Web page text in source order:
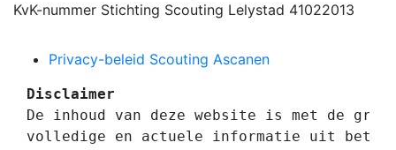
KvK-nummer Stichting Scouting Lelystad 41022013
Privacy-beleid Scouting Ascanen
Disclaimer
De inhoud van deze website is met de
volledige en actuele informatie uit